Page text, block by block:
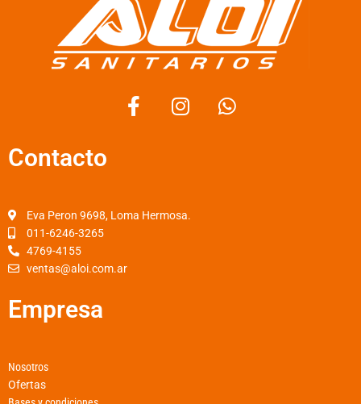
F
a
o
I
n
r
W
h
Contacto
Eva Peron 9698, Loma Hermosa.
011-6246-3265
4769-4155
ventas@aloi.com.ar
Empresa
Nosotros
Ofertas